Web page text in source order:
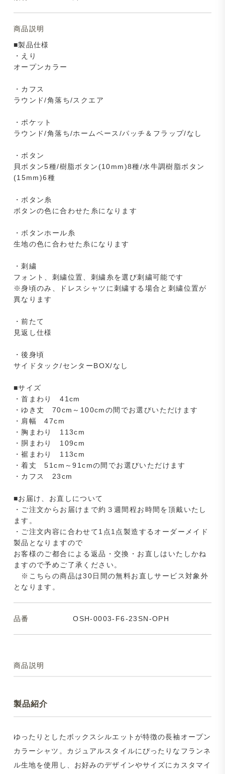
商品説明
■製品仕様
・えり
オープンカラー
・カフス
ラウンド/角落ち/スクエア
・ポケット
ラウンド/角落ち/ホームベース/パッチ＆フラップ/なし
・ボタン
貝ボタン5種/樹脂ボタン(10mm)8種/水牛調樹脂ボタン
(15mm)6種
・ボタン糸
ボタンの色に合わせた糸になります
・ボタンホール糸
生地の色に合わせた糸になります
・刺繍
フォント、刺繍位置、刺繍糸を選び刺繍可能です
※身頃のみ、ドレスシャツに刺繍する場合と刺繍位置が
異なります
・前たて
見返し仕様
・後身頃
サイドタック/センターBOX/なし
■サイズ
・首まわり 41cm
・ゆき丈 70cm～100cmの間でお選びいただけます
・肩幅 47cm
・胸まわり 113cm
・胴まわり 109cm
・裾まわり 113cm
・着丈 51cm～91cmの間でお選びいただけます
・カフス 23cm
■お届け、お直しについて
・ご注文からお届けまで約３週間程お時間を頂戴いたし
ます。
・ご注文内容に合わせて1点1点製造するオーダーメイド
製品となりますので
お客様のご都合による返品・交換・お直しはいたしかね
ますので予めご了承ください。
※こちらの商品は30日間の無料お直しサービス対象外
となります。
品番 OSH-0003-F6-23SN-OPH
商品説明
製品紹介
ゆったりとしたボックスシルエットが特徴の長袖オープン
カラーシャツ。カジュアルスタイルにぴったりなフランネ
ル生地を使用し、お好みのデザインやサイズにカスタマイ